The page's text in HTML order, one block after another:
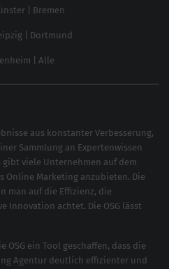
Bremen
Dortmund
Alle
aus konstanter Verbesserung,
Sammlung an Expertenwissen
viele Unternehmen auf dem
Online Marketing anzubieten. Die
man auf die Effizienz, die
Innovation achtet. Die OSG lässt
OSG ein Tool geschaffen, dass die
Agentur deutlich effizienter und